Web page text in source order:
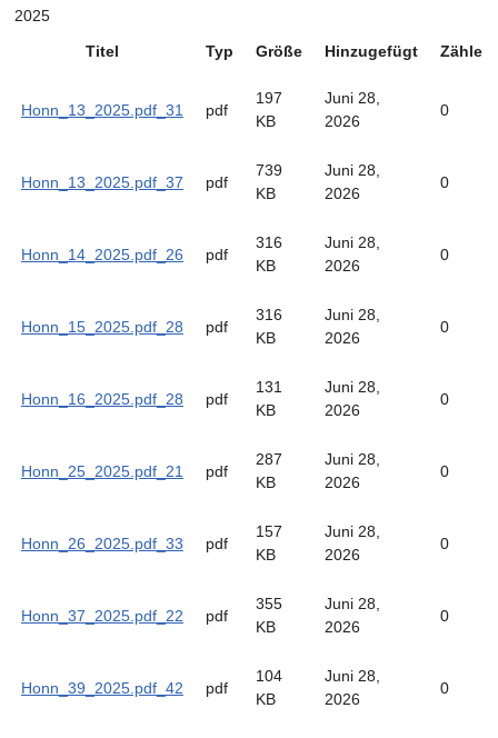
2025
Titel
Typ Größe Hinzugefügt Zähler
Honn_13_2025.pdf_31 pdf
197
KB
Juni 28,
2026
0
Honn_13_2025.pdf_37 pdf
739
KB
Juni 28,
2026
0
Honn_14_2025.pdf_26 pdf
316
KB
Juni 28,
2026
0
Honn_15_2025.pdf_28 pdf
316
KB
Juni 28,
2026
0
Honn_16_2025.pdf_28 pdf
131
KB
Juni 28,
2026
0
Honn_25_2025.pdf_21 pdf
287
KB
Juni 28,
2026
0
Honn_26_2025.pdf_33 pdf
157
KB
Juni 28,
2026
0
Honn_37_2025.pdf_22 pdf
355
KB
Juni 28,
2026
0
Honn_39_2025.pdf_42 pdf
104
KB
Juni 28,
2026
0